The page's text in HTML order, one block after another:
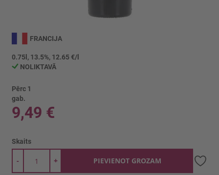
galerijas
sākumu
FRANCIJA
0.75l, 13.5%, 12.65 €/l
NOLIKTAVĀ
Pērc 1
gab.
9,49 €
Skaits
+
- PIEVIENOT GROZAM